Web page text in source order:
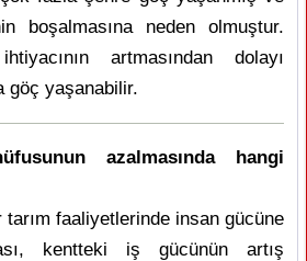
boşalmasına neden olmuştur.
artmasından dolayı
göç yaşanabilir.
azalmasında hangi
faaliyetlerinde insan gücüne
kentteki iş gücünün artış